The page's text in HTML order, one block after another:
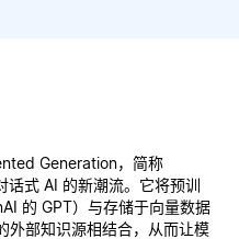
Generation，简称
话式 AI 的新潮流。它将预训
的 GPT）与存储于向量数据
外部知识源相结合，从而让模